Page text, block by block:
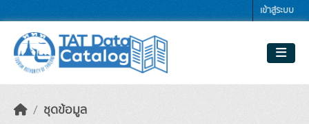
เข้าสู่ระบบ
ชุดข้อมูล